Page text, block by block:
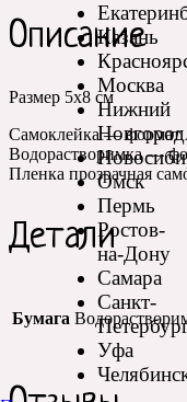
Казань
Москва
Нижний
Новгород
Омск
Пермь
Ростов-
на-Дону
Самара
Санкт-
Уфа
Описание
Размер 5х8 см
Самоклейка — формат
Водорастворимка —
Пленка прозрачная
Детали
Бумага